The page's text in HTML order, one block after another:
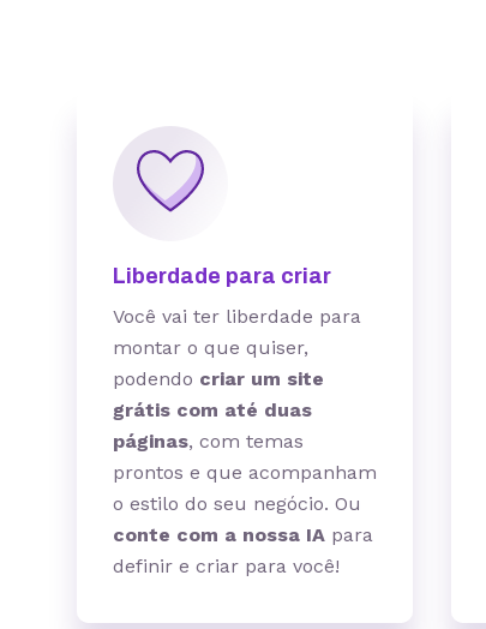
Liberdade para criar
Você vai ter liberdade para
montar o que quiser,
podendo criar um site
grátis com até duas
páginas, com temas
prontos e que acompanham
o estilo do seu negócio. Ou
conte com a nossa IA para
definir e criar para você!